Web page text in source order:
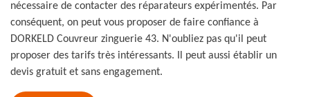
nécessaire de contacter des réparateurs expérimentés. Par
conséquent, on peut vous proposer de faire confiance à
DORKELD Couvreur zinguerie 43. N'oubliez pas qu'il peut
proposer des tarifs très intéressants. Il peut aussi établir un
devis gratuit et sans engagement.